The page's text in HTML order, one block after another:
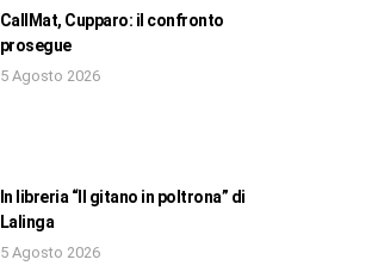
CallMat, Cupparo: il confronto
prosegue
5 Agosto 2026
In libreria “Il gitano in poltrona” di
Lalinga
5 Agosto 2026